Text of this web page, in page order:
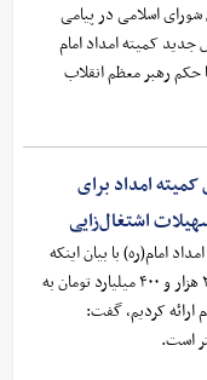
اسلامی در پیامی
کمیته امداد امام
حکم رهبر معظم انقلاب
امداد برای
اشتغال‌زایی
امام(ره) با بیان اینکه
سال گذشته ۲ هزار و ۴۰۰ میلیارد تومان به
ارائه کردیم، گفت:
است.